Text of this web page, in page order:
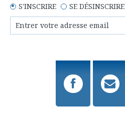
S'INSCRIRE SE DÉSINSCRIRE